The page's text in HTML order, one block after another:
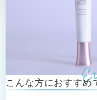
こんな方におすすめ